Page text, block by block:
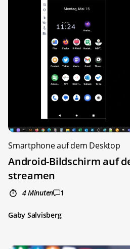
Smartphone auf dem Desktop
Android-Bildschirm auf
streamen
4 Minuten 1
Gaby Salvisberg